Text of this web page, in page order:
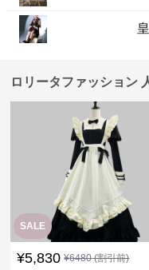
ロリータファッション
SALE
¥5,830 ¥6480(割引前)